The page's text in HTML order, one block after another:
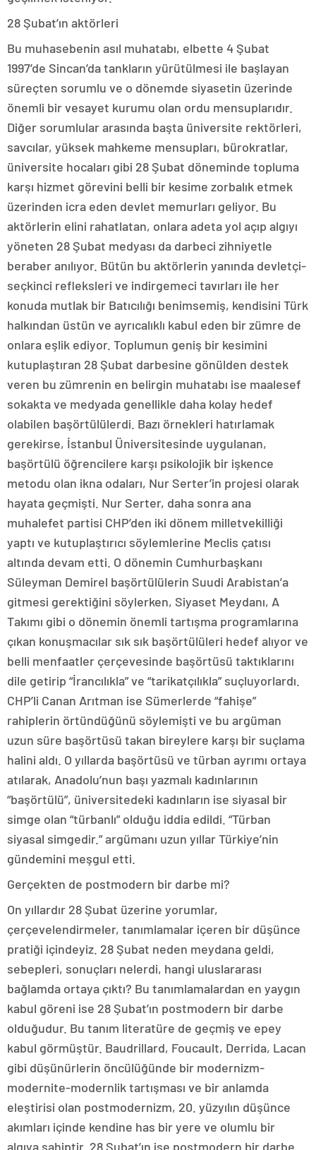
28 Şubat’ın aktörleri
Bu muhasebenin asıl muhatabı, elbette 4 Şubat
1997’de Sincan’da tankların yürütülmesi ile başlayan
süreçten sorumlu ve o dönemde siyasetin üzerinde
önemli bir vesayet kurumu olan ordu mensuplarıdır.
Diğer sorumlular arasında başta üniversite rektörleri,
savcılar, yüksek mahkeme mensupları, bürokratlar,
üniversite hocaları gibi 28 Şubat döneminde topluma
karşı hizmet görevini belli bir kesime zorbalık etmek
üzerinden icra eden devlet memurları geliyor. Bu
aktörlerin elini rahatlatan, onlara adeta yol açıp algıyı
yöneten 28 Şubat medyası da darbeci zihniyetle
beraber anılıyor. Bütün bu aktörlerin yanında devletçi-
seçkinci refleksleri ve indirgemeci tavırları ile her
konuda mutlak bir Batıcılığı benimsemiş, kendisini Türk
halkından üstün ve ayrıcalıklı kabul eden bir zümre de
onlara eşlik ediyor. Toplumun geniş bir kesimini
kutuplaştıran 28 Şubat darbesine gönülden destek
veren bu zümrenin en belirgin muhatabı ise maalesef
sokakta ve medyada genellikle daha kolay hedef
olabilen başörtülülerdi. Bazı örnekleri hatırlamak
gerekirse, İstanbul Üniversitesinde uygulanan,
başörtülü öğrencilere karşı psikolojik bir işkence
metodu olan ikna odaları, Nur Serter’in projesi olarak
hayata geçmişti. Nur Serter, daha sonra ana
muhalefet partisi CHP’den iki dönem milletvekilliği
yaptı ve kutuplaştırıcı söylemlerine Meclis çatısı
altında devam etti. O dönemin Cumhurbaşkanı
Süleyman Demirel başörtülülerin Suudi Arabistan’a
gitmesi gerektiğini söylerken, Siyaset Meydanı, A
Takımı gibi o dönemin önemli tartışma programlarına
çıkan konuşmacılar sık sık başörtülüleri hedef alıyor ve
belli menfaatler çerçevesinde başörtüsü taktıklarını
dile getirip “İrancılıkla” ve “tarikatçılıkla” suçluyorlardı.
CHP’li Canan Arıtman ise Sümerlerde “fahişe”
rahiplerin örtündüğünü söylemişti ve bu argüman
uzun süre başörtüsü takan bireylere karşı bir suçlama
halini aldı. O yıllarda başörtüsü ve türban ayrımı ortaya
atılarak, Anadolu’nun başı yazmalı kadınlarının
“başörtülü”, üniversitedeki kadınların ise siyasal bir
simge olan “türbanlı” olduğu iddia edildi. “Türban
siyasal simgedir.” argümanı uzun yıllar Türkiye’nin
gündemini meşgul etti.
Gerçekten de postmodern bir darbe mi?
On yıllardır 28 Şubat üzerine yorumlar,
çerçevelendirmeler, tanımlamalar içeren bir düşünce
pratiği içindeyiz. 28 Şubat neden meydana geldi,
sebepleri, sonuçları nelerdi, hangi uluslararası
bağlamda ortaya çıktı? Bu tanımlamalardan en yaygın
kabul göreni ise 28 Şubat’ın postmodern bir darbe
olduğudur. Bu tanım literatüre de geçmiş ve epey
kabul görmüştür. Baudrillard, Foucault, Derrida, Lacan
gibi düşünürlerin öncülüğünde bir modernizm-
modernite-modernlik tartışması ve bir anlamda
eleştirisi olan postmodernizm, 20. yüzyılın düşünce
akımları içinde kendine has bir yere ve olumlu bir
algıya sahiptir. 28 Şubat’ın ise postmodern bir darbe